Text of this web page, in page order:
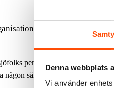
Denna webbplats
Vi använder
pensionärsmedlemmar varit
någon särskild sektion inom